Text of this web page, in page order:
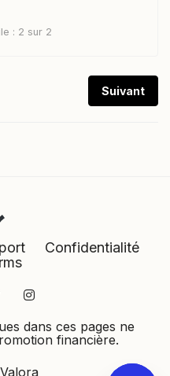
: 2 sur 2
Suivant
Confidentialité
dans ces pages ne
financière.